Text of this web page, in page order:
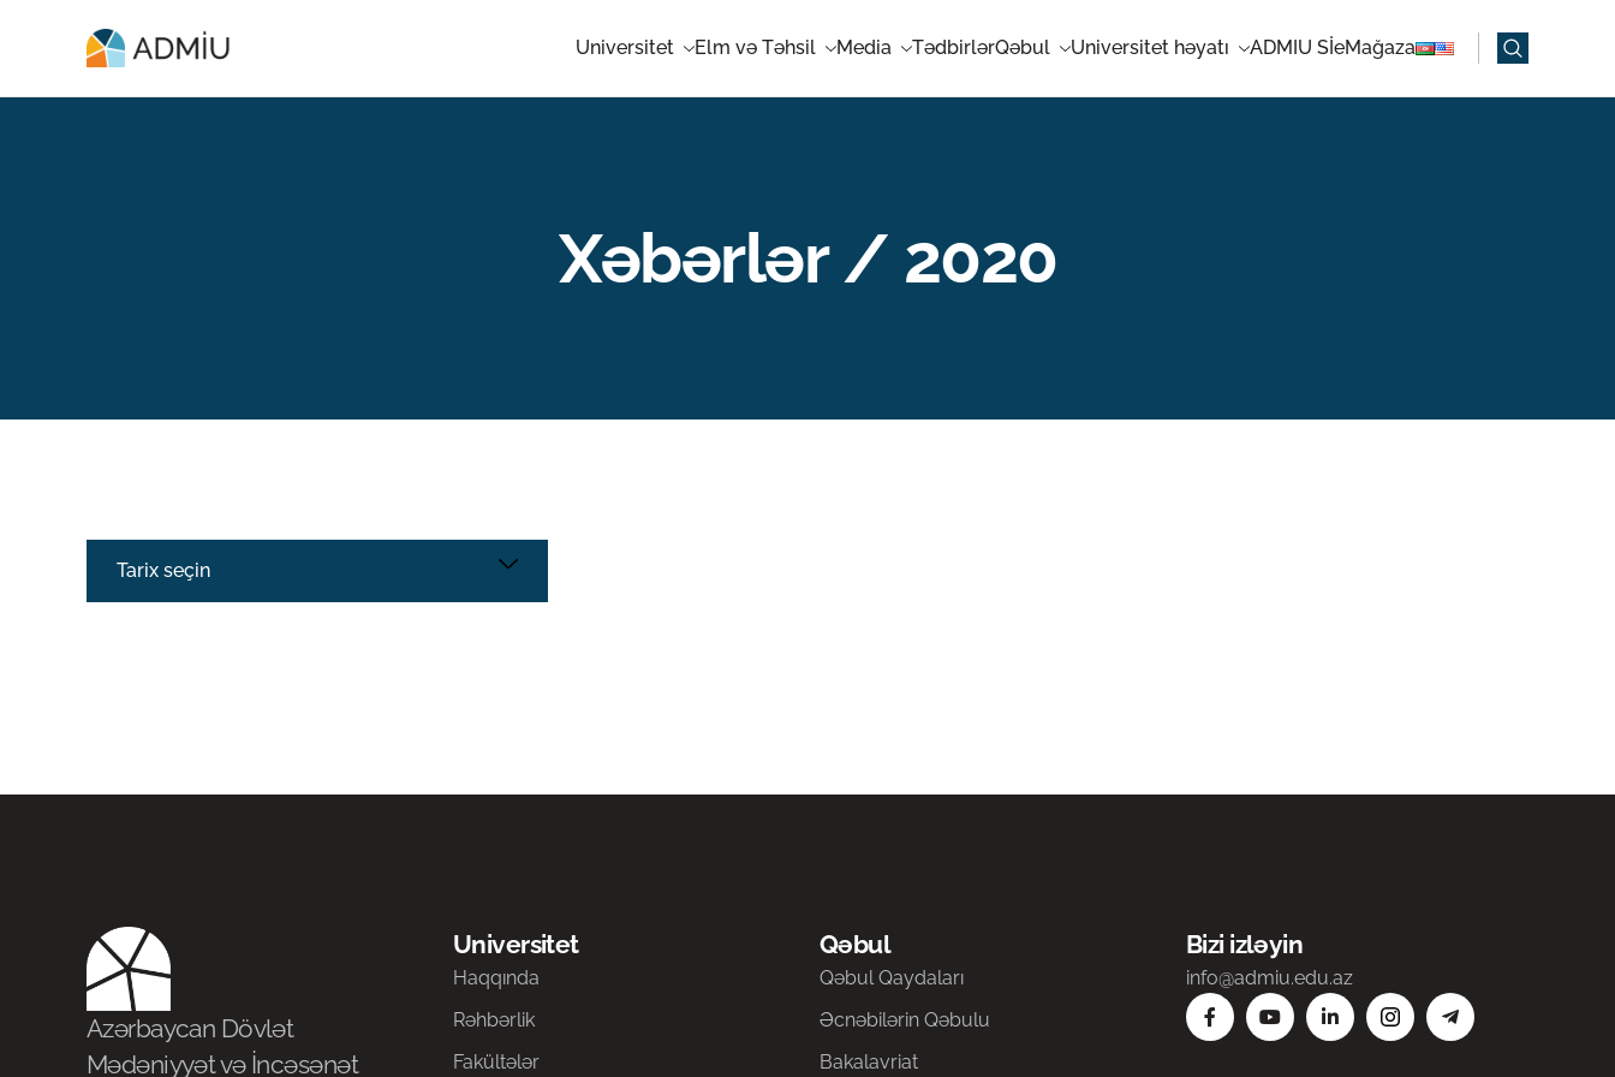
Universitet Elm və Təhsil Media TədbirlərQəbul Universitet həyatı ADMIU SİeMağaza
Xəbərlər / 2020
Tarix seçin
Azərbaycan Dövlət
Mədəniyyət və İncəsənət
Universitet
Haqqında
Rəhbərlik
Fakültələr
Qəbul
Qəbul Qaydaları
Əcnəbilərin Qəbulu
Bakalavriat
Bizi izləyin
info@admiu.edu.az